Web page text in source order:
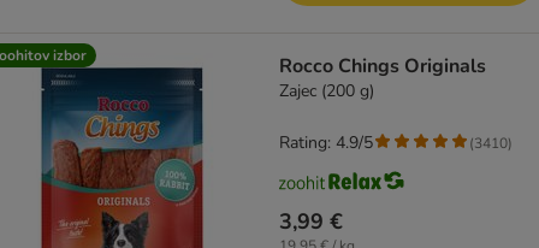
izbor Rocco Chings Originals
Zajec (200 g)
3,99 €
Rating: 4.9/5 (3410)